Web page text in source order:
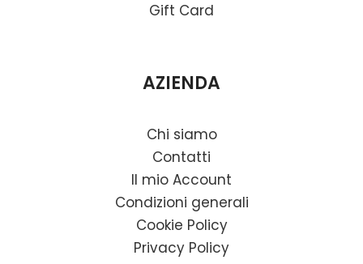
Gift Card
AZIENDA
Chi siamo
Contatti
Il mio Account
Condizioni generali
Cookie Policy
Privacy Policy